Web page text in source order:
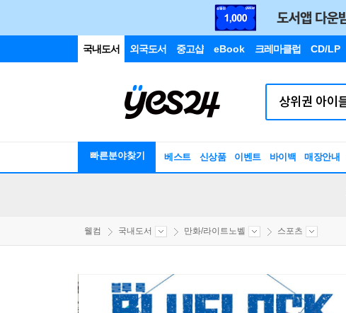
국내도서 외국도서 중고샵 eBook 크레마클럽 CD/LP
빠른분야찾기 베스트 신상품 이벤트 바이백 매장안내
웰컴 국내도서 만화/라이트노벨 스포츠